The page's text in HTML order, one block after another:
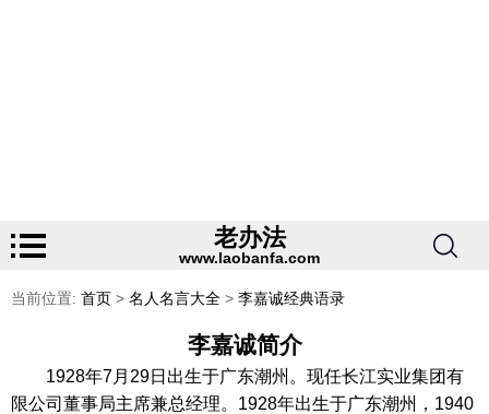
老办法
www.laobanfa.com
当前位置: 首页 > 名人名言大全 > 李嘉诚经典语录
李嘉诚简介
1928年7月29日出生于广东潮州。现任长江实业集团有
限公司董事局主席兼总经理。1928年出生于广东潮州，1940